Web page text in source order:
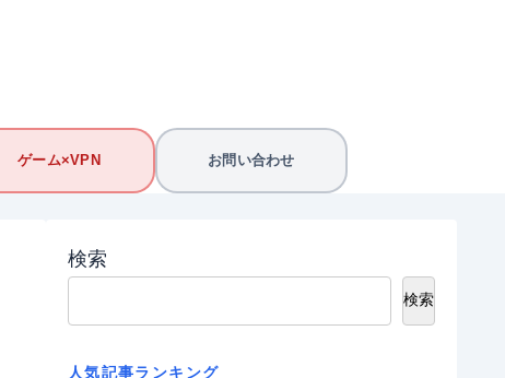
ゲーム×VPN お問い合わせ
検索
検索
人気記事ランキング